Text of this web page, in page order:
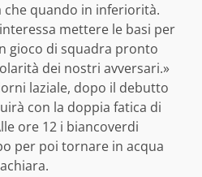
quando in inferiorità.
mettere le basi per
gioco di squadra pronto
dei nostri avversari.»
laziale, dopo il debutto
con la doppia fatica di
ore 12 i biancoverdi
per poi tornare in acqua